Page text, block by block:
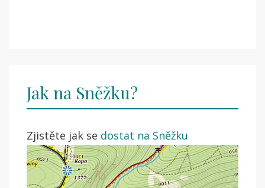
Jak na Sněžku?
Zjistěte jak se dostat na Sněžku